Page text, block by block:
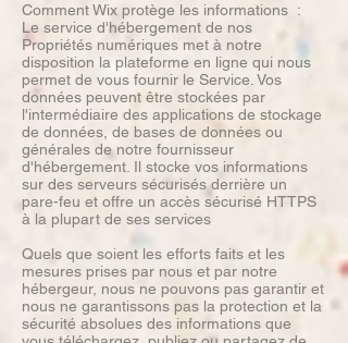
Comment Wix protège les informations :
Le service d'hébergement de nos
Propriétés numériques met à notre
disposition la plateforme en ligne qui nous
permet de vous fournir le Service. Vos
données peuvent être stockées par
l'intermédiaire des applications de stockage
de données, de bases de données ou
générales de notre fournisseur
d'hébergement. Il stocke vos informations
sur des serveurs sécurisés derrière un
pare-feu et offre un accès sécurisé HTTPS
à la plupart de ses services
Quels que soient les efforts faits et les
mesures prises par nous et par notre
hébergeur, nous ne pouvons pas garantir et
nous ne garantissons pas la protection et la
sécurité absolues des informations que